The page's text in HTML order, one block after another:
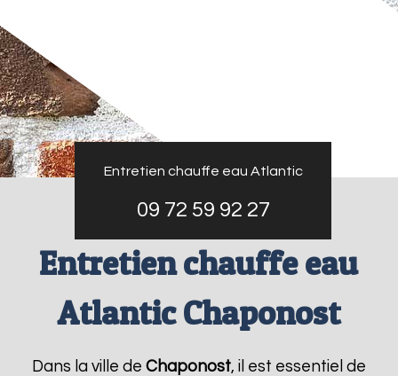
Entretien chauffe eau Atlantic
09 72 59 92 27
Entretien chauffe eau
Atlantic Chaponost
Dans la ville de Chaponost, il est essentiel de